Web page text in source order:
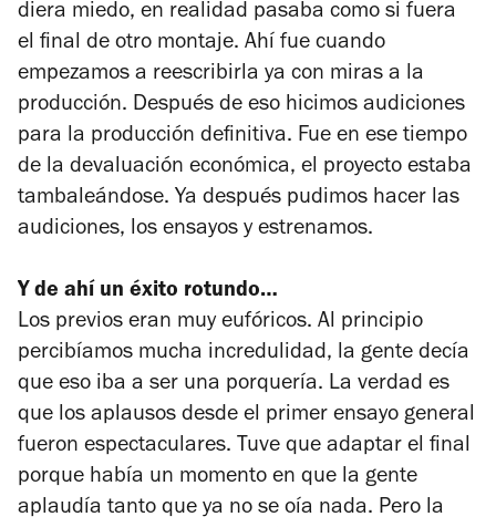
diera miedo, en realidad pasaba como si fuera
el final de otro montaje. Ahí fue cuando
empezamos a reescribirla ya con miras a la
producción. Después de eso hicimos audiciones
para la producción definitiva. Fue en ese tiempo
de la devaluación económica, el proyecto estaba
tambaleándose. Ya después pudimos hacer las
audiciones, los ensayos y estrenamos.
Y de ahí un éxito rotundo…
Los previos eran muy eufóricos. Al principio
percibíamos mucha incredulidad, la gente decía
que eso iba a ser una porquería. La verdad es
que los aplausos desde el primer ensayo general
fueron espectaculares. Tuve que adaptar el final
porque había un momento en que la gente
aplaudía tanto que ya no se oía nada. Pero la